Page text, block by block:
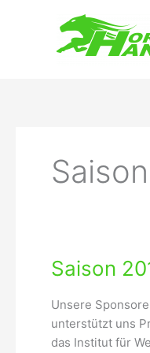
Saison
Unsere
unterstützt uns
das Institut für
Saison